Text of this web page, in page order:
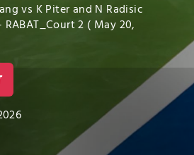
vs K Piter and N Radisic
2 ( May 20,